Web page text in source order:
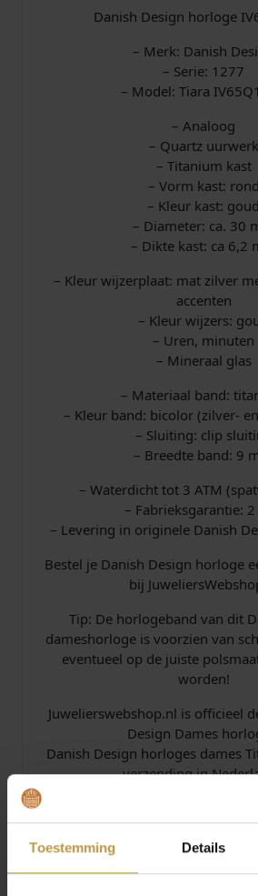
Toestemming Details
n
a
Danish Design horloge
– Merk: Danish
– Serie: 1277
– Model: Tiara
– Analoog
– Quartz uurwerk
– Titanium kast
– Vorm kast: rond
– Kleur kast: goud
– Diameter: ca. 30
– Dikte kast: ca 6,2
– Kleur wijzerplaat: mat zilver
accenten
– Kleur wijzers:
– Uren, minuten
– Mineraal glas
– Materiaal band:
– Kleur band: bicolor (zilver-
– Sluiting: clip
– Breedte band: 9
– Waterdicht tot 3 ATM
– Fabrieksgarantie:
– Levering in originele Danish
Bestel je Danish Design horloge
bij
Tip: De horlogeband van dit
dameshorloge is voorzien van
eventueel op de juiste
worden!
Juwelierswebshop.nl is officieel
Design Dames
Danish Design horloges dames
verzending in